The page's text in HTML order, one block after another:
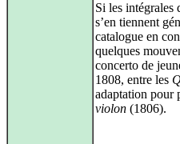
Si les intégrales
s’en tiennent
catalogue en
quelques
concerto de
1808, entre les
adaptation pour
violon (1806).